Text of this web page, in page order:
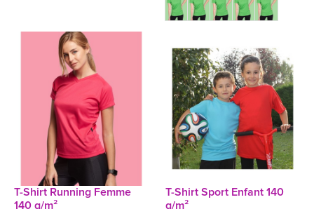
T-Shirt Running Femme
140 g/m²
T-Shirt Sport Enfant 140
g/m²